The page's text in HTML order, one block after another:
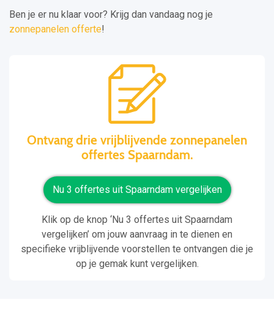
Ben je er nu klaar voor? Krijg dan vandaag nog je
zonnepanelen offerte!
Ontvang drie vrijblijvende zonnepanelen
offertes Spaarndam.
Nu 3 offertes uit Spaarndam vergelijken
Klik op de knop ‘Nu 3 offertes uit Spaarndam
vergelijken’ om jouw aanvraag in te dienen en
specifieke vrijblijvende voorstellen te ontvangen die je
op je gemak kunt vergelijken.